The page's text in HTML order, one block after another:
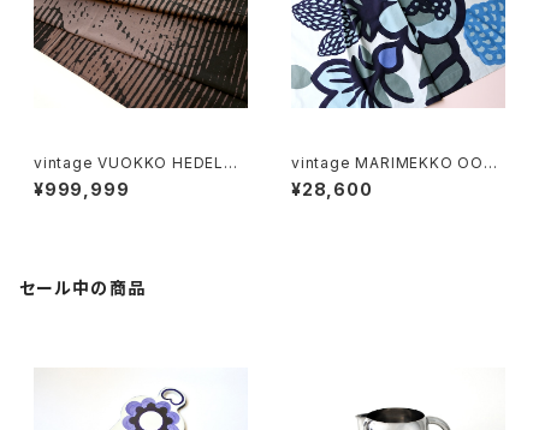
vintage VUOKKO HEDELM
Ä fabric / ヴィンテージ ヴォッ
コ ヘデルマ ファブリック
¥999,999
vintage MARIMEKKO OON
A fabric / ヴィンテージ マリメ
ッコ オオナ ファブリック
¥28,600
セール中の商品